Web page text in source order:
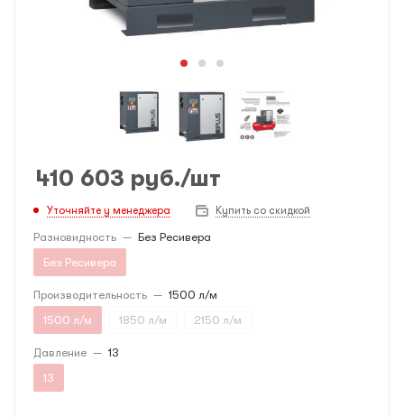
410 603 руб./шт
Уточняйте у менеджера Купить со скидкой
Разновидность — Без Ресивера
Без Ресивера
Производительность — 1500 л/м
1500 л/м
1850 л/м 2150 л/м
Давление — 13
13